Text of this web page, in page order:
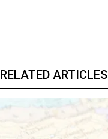
RELATED ARTICLES